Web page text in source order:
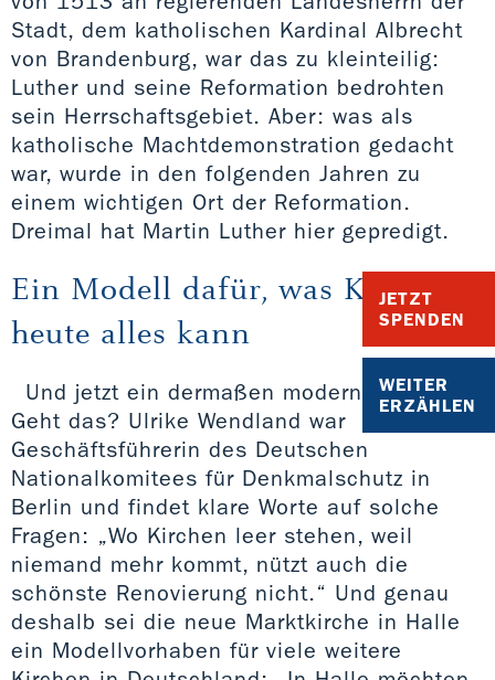
JETZT
SPENDEN
WEITER
ERZÄHLEN
Stadt, dem katholischen Kardinal Albrecht
von Brandenburg, war das zu kleinteilig:
Luther und seine Reformation bedrohten
sein Herrschaftsgebiet. Aber: was als
katholische Machtdemonstration gedacht
war, wurde in den folgenden Jahren zu
einem wichtigen Ort der Reformation.
Dreimal hat Martin Luther hier gepredigt.
Ein Modell dafür, was Kirche
heute alles kann
Und jetzt ein dermaßen moderner Umbau?
Geht das? Ulrike Wendland war
Geschäftsführerin des Deutschen
Nationalkomitees für Denkmalschutz in
Berlin und findet klare Worte auf solche
Fragen: „Wo Kirchen leer stehen, weil
niemand mehr kommt, nützt auch die
schönste Renovierung nicht.“ Und genau
deshalb sei die neue Marktkirche in Halle
ein Modellvorhaben für viele weitere